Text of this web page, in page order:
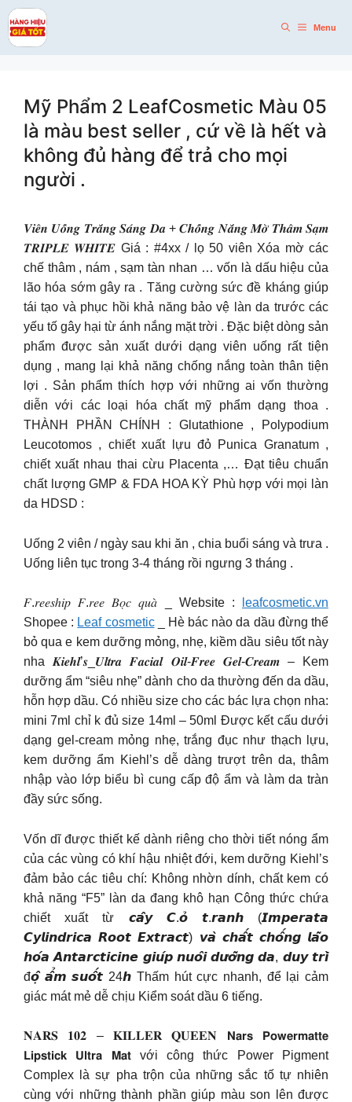
Skip
to
content
Menu
Mỹ Phẩm 2 LeafCosmetic Màu 05
là màu best seller , cứ về là hết và
không đủ hàng để trả cho mọi
người .
𝑽𝒊𝒆̂𝒏 𝑼𝒐̂́𝒏𝒈 𝑻𝒓𝒂̆́𝒏𝒈 𝑺𝒂́𝒏𝒈 𝑫𝒂 + 𝑪𝒉𝒐̂́𝒏𝒈 𝑵𝒂̆́𝒏𝒈 𝑴𝒐̛̀ 𝑻𝒉𝒂̂𝒎 𝑺𝒂̣𝒎
𝑻𝑹𝑰𝑷𝑳𝑬 𝑾𝑯𝑰𝑻𝑬 Giá : #4xx / lọ 50 viên Xóa mờ các
chế thâm , nám , sạm tàn nhan … vốn là dấu hiệu của
lão hóa sớm gây ra . Tăng cường sức đề kháng giúp
tái tạo và phục hồi khả năng bảo vệ làn da trước các
yếu tố gây hại từ ánh nắng mặt trời . Đặc biệt dòng sản
phẩm được sản xuất dưới dạng viên uống rất tiện
dụng , mang lại khả năng chống nắng toàn thân tiện
lợi . Sản phẩm thích hợp với những ai vốn thường
diễn với các loại hóa chất mỹ phẩm dạng thoa .
THÀNH PHẦN CHÍNH : Glutathione , Polypodium
Leucotomos , chiết xuất lựu đỏ Punica Granatum ,
chiết xuất nhau thai cừu Placenta ,… Đạt tiêu chuẩn
chất lượng GMP & FDA HOA KỲ Phù hợp với mọi làn
da HDSD :
Uống 2 viên / ngày sau khi ăn , chia buổi sáng và trưa .
Uống liên tục trong 3-4 tháng rồi ngưng 3 tháng .
𝐹.𝑟𝑒𝑒𝑠ℎ𝑖𝑝 𝐹.𝑟𝑒𝑒 𝐵𝑜̣𝑐 𝑞𝑢𝑎̀ _ Website :
leafcosmetic.vn
Shopee : Leaf cosmetic_ Hè bác nào da dầu đừng thể
bỏ qua e kem dưỡng mỏng, nhẹ, kiềm dầu siêu tốt này
nha 𝑲𝒊𝒆𝒉𝒍’𝒔_𝑼𝒍𝒕𝒓𝒂 𝑭𝒂𝒄𝒊𝒂𝒍 𝑶𝒊𝒍-𝑭𝒓𝒆𝒆 𝑮𝒆𝒍-𝑪𝒓𝒆𝒂𝒎 – Kem
dưỡng ẩm “siêu nhẹ” dành cho da thường đến da dầu,
hỗn hợp dầu. Có nhiều size cho các bác lựa chọn nha:
mini 7ml chỉ k đủ size 14ml – 50ml Được kết cấu dưới
dạng gel-cream mỏng nhẹ, trắng đục như thạch lựu,
kem dưỡng ẩm Kiehl’s dễ dàng trượt trên da, thâm
nhập vào lớp biểu bì cung cấp độ ẩm và làm da tràn
đầy sức sống.
Vốn dĩ được thiết kế dành riêng cho thời tiết nóng ẩm
của các vùng có khí hậu nhiệt đới, kem dưỡng Kiehl’s
đảm bảo các tiêu chí: Không nhờn dính, chất kem có
khả năng “F5” làn da đang khô hạn Công thức chứa
chiết xuất từ 𝙘𝙖̂𝙮 𝘾.𝙤̉ 𝙩.𝙧𝙖𝙣𝙝 (𝙄𝙢𝙥𝙚𝙧𝙖𝙩𝙖
𝘾𝙮𝙡𝙞𝙣𝙙𝙧𝙞𝙘𝙖 𝙍𝙤𝙤𝙩 𝙀𝙭𝙩𝙧𝙖𝙘𝙩) 𝙫𝙖̀ 𝙘𝙝𝙖̂́𝙩 𝙘𝙝𝙤̂́𝙣𝙜 𝙡𝙖̃𝙤
𝙝𝙤́𝙖 𝘼𝙣𝙩𝙖𝙧𝙘𝙩𝙞𝙘𝙞𝙣𝙚 𝙜𝙞𝙪́𝙥 𝙣𝙪𝙤̂𝙞 𝙙𝙪̛𝙤̛̃𝙣𝙜 𝙙𝙖, 𝙙𝙪𝙮 𝙩𝙧𝙞̀
đ𝙤̣̂ 𝙖̂̉𝙢 𝙨𝙪𝙤̂́𝙩 24𝙝 Thấm hút cực nhanh, để lại cảm
giác mát mẻ dễ chịu Kiểm soát dầu 6 tiếng.
𝐍𝐀𝐑𝐒 𝟏𝟎𝟐 – 𝐊𝐈𝐋𝐋𝐄𝐑 𝐐𝐔𝐄𝐄𝐍 𝗡𝗮𝗿𝘀 𝗣𝗼𝘄𝗲𝗿𝗺𝗮𝘁𝘁𝗲
𝗟𝗶𝗽𝘀𝘁𝗶𝗰𝗸 𝗨𝗹𝘁𝗿𝗮 𝗠𝗮𝘁 với công thức Power Pigment
Complex là sự pha trộn của những sắc tố tự nhiên
cùng với những thành phần giúp màu son lên được